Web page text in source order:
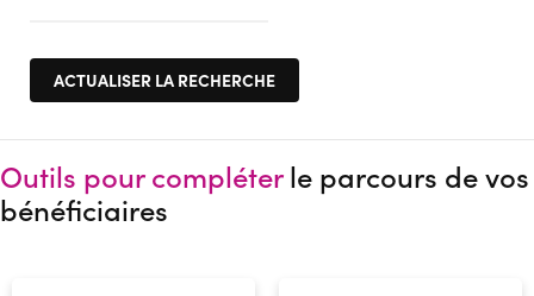
Outils pour compléterle parcours de vos
bénéficiaires